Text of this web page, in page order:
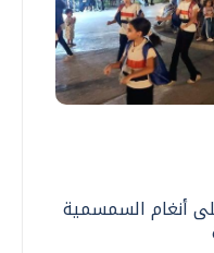
أنغام السمسمية